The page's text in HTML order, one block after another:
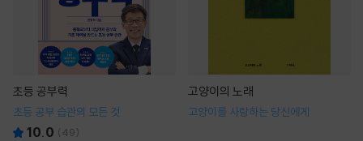
초등 공부력
초등 공부 습관의 모든 것
10.0 (49)
고양이의 노래
고양이를 사랑하는 당신에게